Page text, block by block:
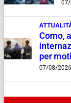
Como,
per
07/08/